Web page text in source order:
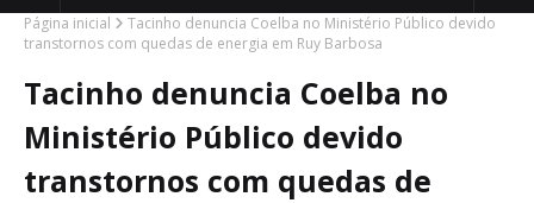
Página inicial
Tacinho denuncia Coelba no Ministério Público devido
transtornos com quedas de energia em Ruy Barbosa
Tacinho denuncia Coelba no
Ministério Público devido
transtornos com quedas de